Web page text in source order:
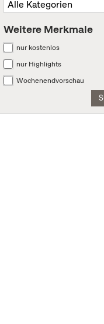
Weitere Merkmale
nur kostenlos
nur Highlights
Wochenendvorschau